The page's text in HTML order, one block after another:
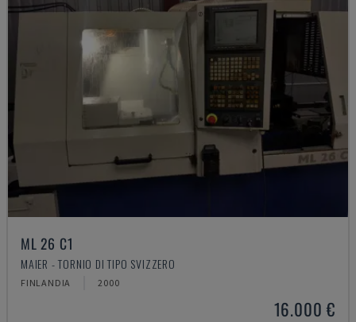
ML 26 C1
MAIER - TORNIO DI TIPO SVIZZERO
FINLANDIA 2000
16.000 €